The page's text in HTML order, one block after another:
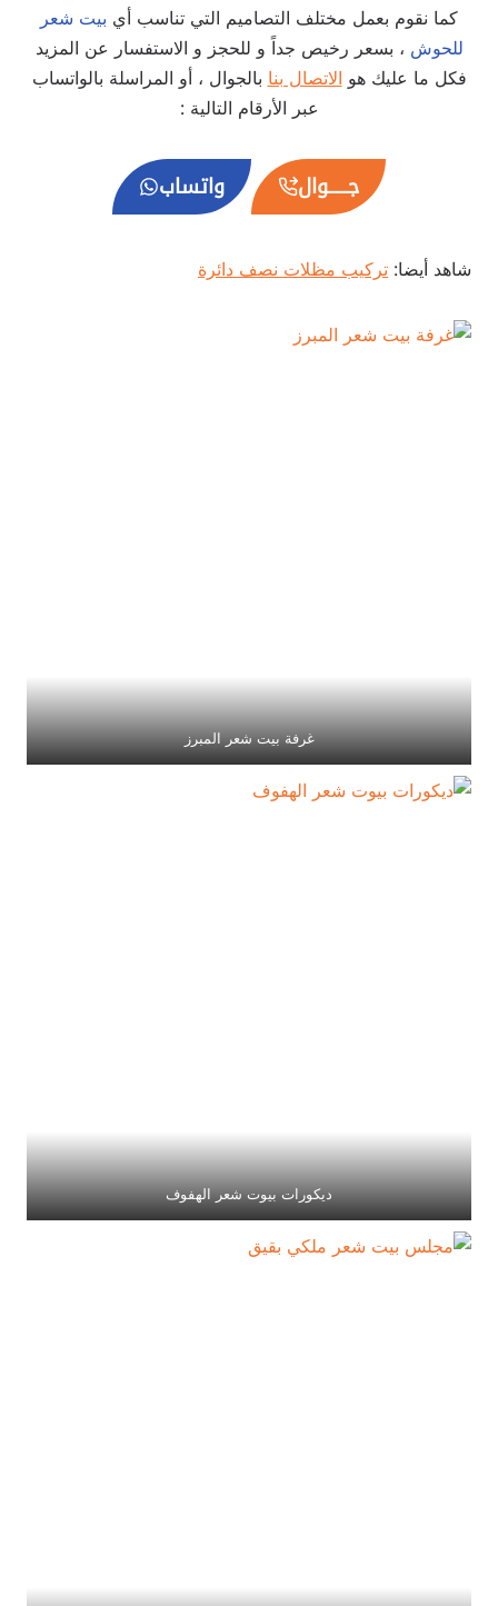
كما نقوم بعمل مختلف التصاميم التي تناسب أي بيت شعر
للحوش ، بسعر رخيص جداً و للحجز و الاستفسار عن المزيد
فكل ما عليك هوالاتصال بنابالجوال ، أو المراسلة بالواتساب
عبر الأرقام التالية :
جــــــوال واتساب
شاهد أيضا:تركيب مظلات نصف دائرة
غرفة بيت شعر المبرز
ديكورات بيوت شعر الهفوف